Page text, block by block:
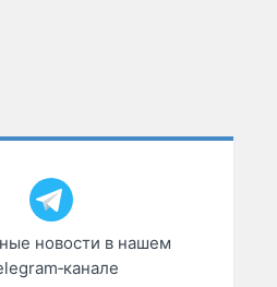
новости в нашем